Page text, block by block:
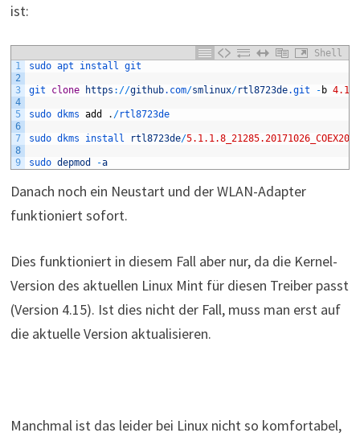
ist:
Shell
1
2
3
4
5
6
7
8
9
sudo apt install git
git clone https : //github.com/smlinux/rtl8723de.git - b 4.15
sudo dkms add . /rtl8723de
sudo dkms install rtl8723de/
sudo depmod -a
Danach noch ein Neustart und der WLAN-Adapter
funktioniert sofort.
Dies funktioniert in diesem Fall aber nur, da die Kernel-
Version des aktuellen Linux Mint für diesen Treiber passt
(Version 4.15). Ist dies nicht der Fall, muss man erst auf
die aktuelle Version aktualisieren.
Manchmal ist das leider bei Linux nicht so komfortabel,